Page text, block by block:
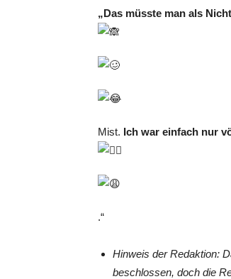
„Das müsste man als
Mist. Ich war einfach nur
.“
Hinweis der Redaktion:
beschlossen, doch die